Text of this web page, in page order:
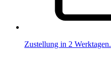
Zustellung in 2 Werktagen.